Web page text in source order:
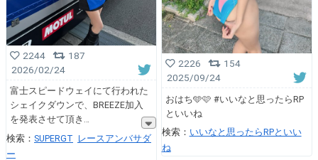
2244
187
2026/02/24
富士スピードウェイにて行われた
シェイクダウンで、BREEZE加入
を発表させて頂き
検索： SUPERGT レースアンバサダ
ー
2226
154
2025/09/24
おはち🩵🩷 #いいなと思ったらRP
といいね
検索： いいなと思ったらRPといい
ね